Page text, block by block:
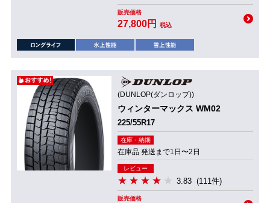
販売価格
27,800円 税込
(DUNLOP(ダンロップ))
ウィンターマックス WM02
225/55R17
在庫・納期
在庫品 発送まで1日〜2日
レビュー
3.83 (111件)
販売価格